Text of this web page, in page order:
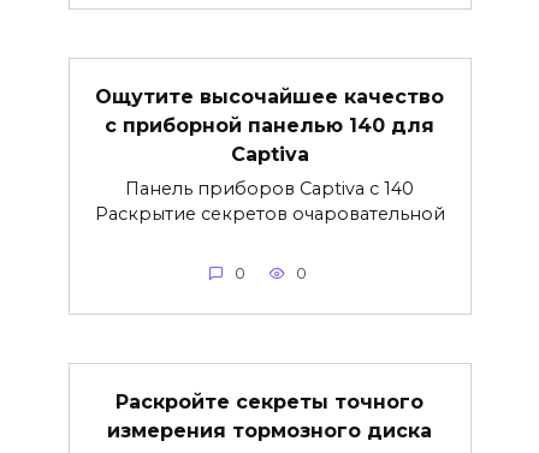
Ощутите высочайшее качество
с приборной панелью 140 для
Captiva
Панель приборов Captiva с 140
Раскрытие секретов очаровательной
0 0
Раскройте секреты точного
измерения тормозного диска